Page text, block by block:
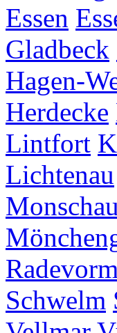
Essen
Gladbeck
Hagen-
Herdecke
Lintfort
Lichtenau
Monschau
Schwelm